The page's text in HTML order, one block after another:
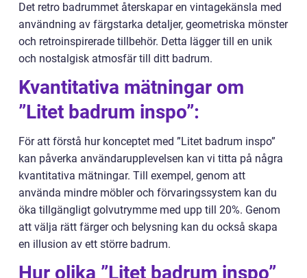
Det retro badrummet återskapar en vintagekänsla med
användning av färgstarka detaljer, geometriska mönster
och retroinspirerade tillbehör. Detta lägger till en unik
och nostalgisk atmosfär till ditt badrum.
Kvantitativa mätningar om
”Litet badrum inspo”:
För att förstå hur konceptet med ”Litet badrum inspo”
kan påverka användarupplevelsen kan vi titta på några
kvantitativa mätningar. Till exempel, genom att
använda mindre möbler och förvaringssystem kan du
öka tillgängligt golvutrymme med upp till 20%. Genom
att välja rätt färger och belysning kan du också skapa
en illusion av ett större badrum.
Hur olika ”Litet badrum inspo”